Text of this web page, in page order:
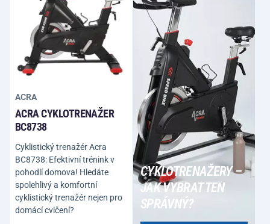
ACRA
ACRA CYKLOTRENAŽER
BC8738
Cyklistický trenažér Acra
BC8738: Efektivní trénink v
pohodlí domova! Hledáte
spolehlivý a komfortní
cyklistický trenažér nejen pro
domácí cvičení?
CYKLOTRENAŽERY –
JAK VYBRAT TEN
SPRÁVNÝ?